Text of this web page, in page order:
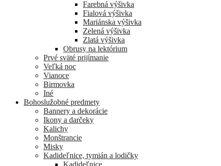
Farebná výšivka
Fialová výšivka
Mariánska výšivka
Zelená výšivka
Zlatá výšivka
Obrusy na lektórium
Prvé sväté prijímanie
Veľká noc
Vianoce
Birmovka
Iné
Bohoslužobné predmety
Bannery a dekorácie
Ikony a darčeky
Kalichy
Monštrancie
Misky
Kadideľnice, tymián a lodičky
Kadideľnice